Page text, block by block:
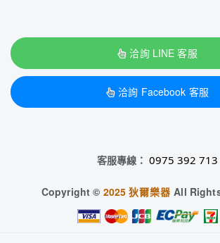
洽詢 LINE 客服
洽詢 Facebook 客服
客服專線： 0975 392 713
Copyright © 2025狄爾樂器 All